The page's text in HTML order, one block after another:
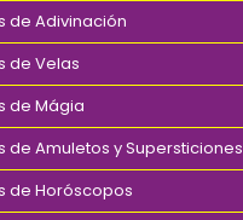
de Adivinación
de Velas
de Mágia
de Amuletos y Supersticiones
de Horóscopos